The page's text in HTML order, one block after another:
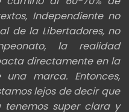
Independiente no
de la Libertadores, no
la realidad
directamente en la
marca. Entonces,
lejos de decir que
tenemos super clara y